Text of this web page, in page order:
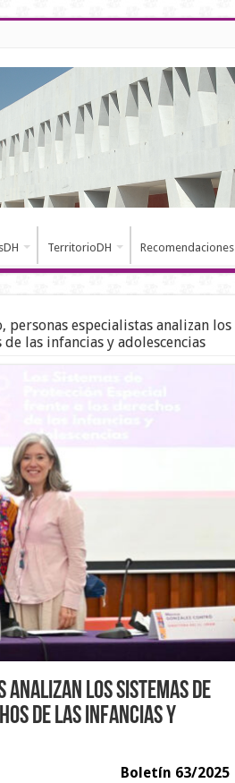
TerritorioDH Recomendaciones
personas especialistas analizan los
las infancias y adolescencias
analizan los sistemas de
de las infancias y
Boletín 63/2025